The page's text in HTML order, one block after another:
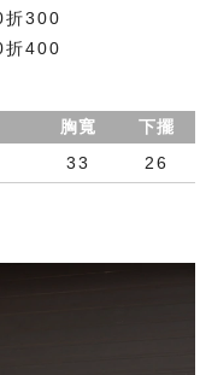
折300
折400
胸寬
下擺
33 26